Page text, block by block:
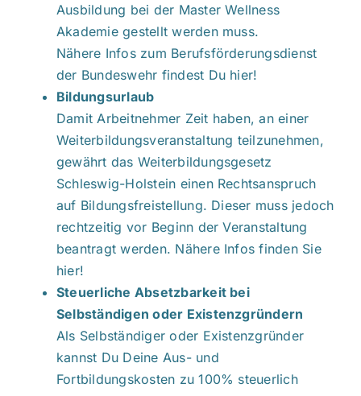
Ausbildung bei der Master Wellness
Akademie gestellt werden muss.
Nähere Infos zum Berufsförderungsdienst
der Bundeswehr findest Du hier!
Bildungsurlaub
Damit Arbeitnehmer Zeit haben, an einer
Weiterbildungsveranstaltung teilzunehmen,
gewährt das Weiterbildungsgesetz
Schleswig-Holstein einen Rechtsanspruch
auf Bildungsfreistellung. Dieser muss jedoch
rechtzeitig vor Beginn der Veranstaltung
beantragt werden. Nähere Infos finden Sie
hier!
Steuerliche Absetzbarkeit bei
Selbständigen oder Existenzgründern
Als Selbständiger oder Existenzgründer
kannst Du Deine Aus- und
Fortbildungskosten zu 100% steuerlich